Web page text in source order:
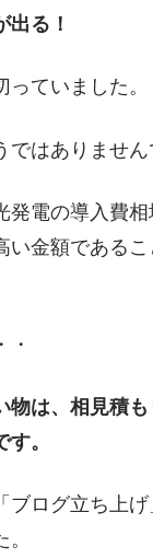
出る！
ていました。
ではありません
電の導入費相
い金額であるこ
・
物は、相見積
。
ブログ立ち上